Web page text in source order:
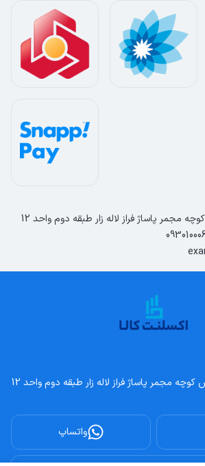
مجمر پاساژ فراز لاله زار طبقه دوم واحد 12
واتساپ
مجمر پاساژ فراز لاله زار طبقه دوم واحد 12